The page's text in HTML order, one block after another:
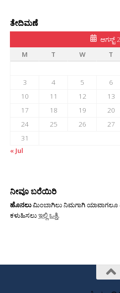
ತೇದಿಮಣೆ
ಆಗಸ್ಟ್
M
T W T
3
4 5 6
10
11 12 13
17
18 19 20
24
25 26 27
31
« Jul
ನೀವೂ ಬರೆಯಿರಿ
ಹೊನಲುಮಿಂಬಾಗಿಲು ನಿಮಗಾಗಿ ಯಾವಾಗಲೂ
ಕಳುಹಿಸಲುಇಲ್ಲಿ ಒತ್ತಿ.